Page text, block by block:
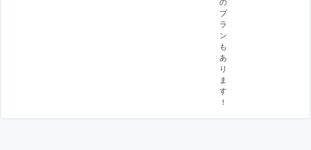
プ
ラ
ン
も
あ
り
ま
す
！